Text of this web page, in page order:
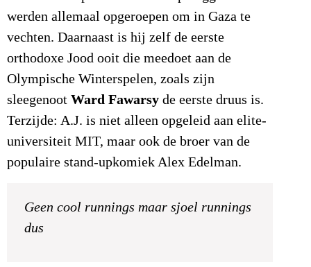
werden allemaal opgeroepen om in Gaza te
vechten. Daarnaast is hij zelf de eerste
orthodoxe Jood ooit die meedoet aan de
Olympische Winterspelen, zoals zijn
sleegenoot Ward Fawarsy de eerste druus is.
Terzijde: A.J. is niet alleen opgeleid aan elite-
universiteit MIT, maar ook de broer van de
populaire stand-upkomiek Alex Edelman.
Geen cool runnings maar sjoel runnings
dus